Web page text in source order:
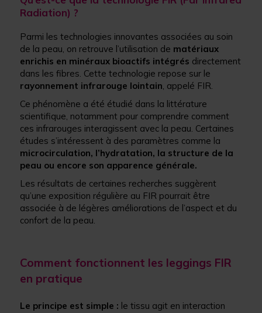
Radiation) ?
Parmi les technologies innovantes associées au soin
de la peau, on retrouve l’utilisation de matériaux
enrichis en minéraux bioactifs intégrés directement
dans les fibres. Cette technologie repose sur le
rayonnement infrarouge lointain , appelé FIR.
Ce phénomène a été étudié dans la littérature
scientifique, notamment pour comprendre comment
ces infrarouges interagissent avec la peau. Certaines
études s’intéressent à des paramètres comme la
microcirculation, l’hydratation, la structure de la
peau ou encore son apparence générale.
Les résultats de certaines recherches suggèrent
qu’une exposition régulière au FIR pourrait être
associée à de légères améliorations de l’aspect et du
confort de la peau.
Comment fonctionnent les leggings FIR
en pratique
Le principe est simple : le tissu agit en interaction